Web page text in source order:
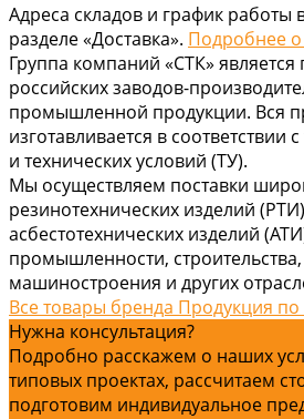
Адреса складов и график
разделе «Доставка». Подробнее о
Группа компаний «СТК»
российских заводов-
промышленной продукции. Вся
изготавливается в
и технических условий (ТУ).
Мы осуществляем поставки
резинотехнических изделий
асбестотехнических изделий
промышленности, строительства,
машиностроения и других
Все товары бренда Продукция
Нужна консультация?
Подробно расскажем о наших
типовых проектах, рассчитаем
подготовим индивидуальное